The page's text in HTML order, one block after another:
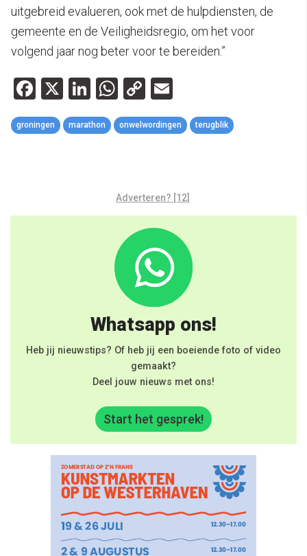
uitgebreid evalueren, ook met de hulpdiensten, de
gemeente en de Veiligheidsregio, om het voor
volgend jaar nog beter voor te bereiden.”
Facebook
X LinkedIn
WhatsApp
Copy
Link
groningen marathon onwelwordingen terugblik
Adverteren? [12]
Whatsapp ons!
Heb jij nieuwstips? Of heb jij een boeiende foto of video
gemaakt?
Deel jouw nieuws met ons!
Start het gesprek!